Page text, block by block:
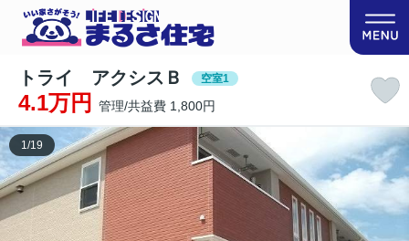
トライ アクシスＢ 空室1
4.1万円 管理/共益費 1,800円
1/19